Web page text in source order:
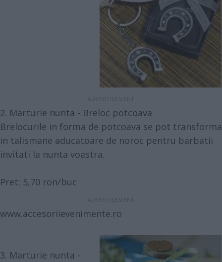
2. Marturie nunta - Breloc potcoava
Brelocurile in forma de potcoava se pot transforma
in talismane aducatoare de noroc pentru barbatii
invitati la nunta voastra.
Pret: 5,70 ron/buc
www.accesoriievenimente.ro
3. Marturie nunta -